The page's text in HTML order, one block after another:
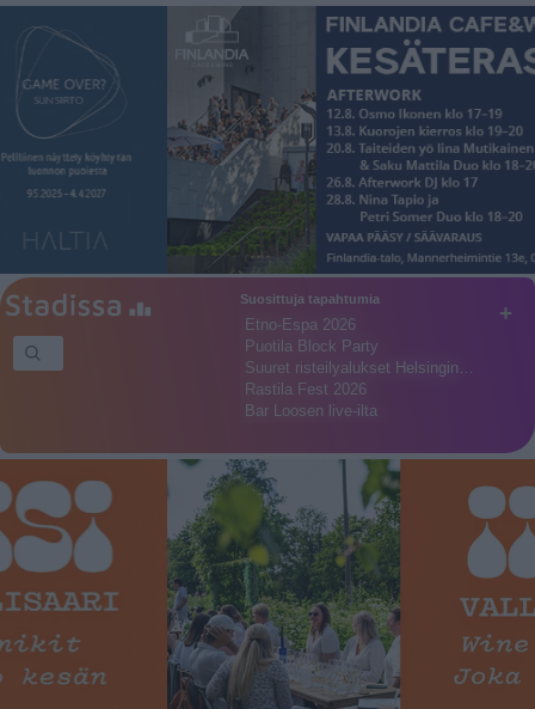
+
Suosittuja tapahtumia
Etno-Espa 2026
Puotila Block Party
Suuret risteilyalukset Helsingin…
Rastila Fest 2026
Bar Loosen live-ilta